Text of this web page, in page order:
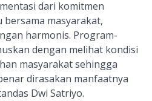
dari komitmen
masyarakat,
harmonis. Program-
dengan melihat kondisi
masyarakat sehingga
dirasakan manfaatnya
Dwi Satriyo.